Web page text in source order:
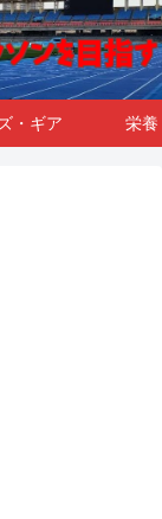
・ギア 栄